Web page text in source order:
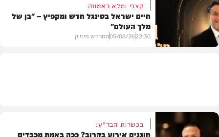
בריאות
קצבי ומלא באמונה
חיים ישראל בסינגל חדש ומקפיץ – "בן של
מלך העולם"
22:30
05/08/26המחדש מיוזיק
בכשרות הבד"ץ:
חוגגים אירוע בקרוב? ככה באמת מכבדים